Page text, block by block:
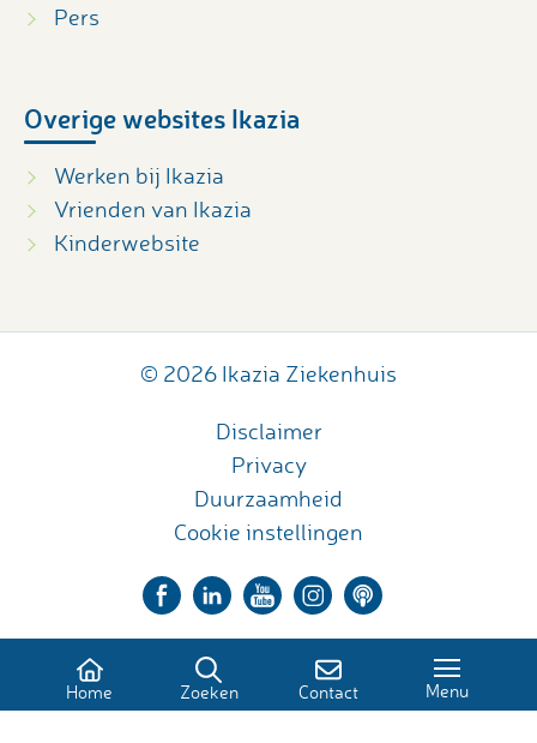
Pers
Overige websites Ikazia
Werken bij Ikazia
Vrienden van Ikazia
Kinderwebsite
© 2026 Ikazia Ziekenhuis
Disclaimer
Privacy
Duurzaamheid
Cookie instellingen
Home Zoeken Contact Menu